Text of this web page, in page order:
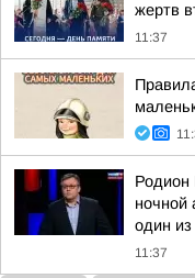
жертв
11:37
Родион
ночной
один из
11:37